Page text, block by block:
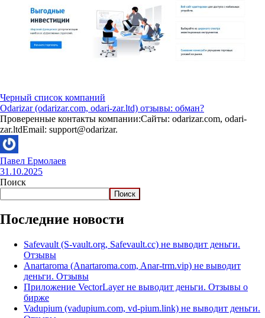
Черный список компаний
Odarizar (odarizar.com, odari-zar.ltd) отзывы: обман?
Проверенные контакты компании:Сайты: odarizar.com, odari-
zar.ltdEmail: support@odarizar.
Павел Ермолаев
31.10.2025
Поиск
Поиск
Последние новости
Safevault (S-vault.org, Safevault.cc) не выводит деньги.
Отзывы
Anartaroma (Anartaroma.com, Anar-trm.vip) не выводит
деньги. Отзывы
Приложение VectorLayer не выводит деньги. Отзывы о
бирже
Vadupium (vadupium.com, vd-pium.link) не выводит деньги.